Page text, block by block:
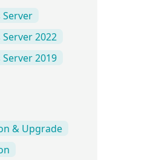
2022
2019
& Upgrade